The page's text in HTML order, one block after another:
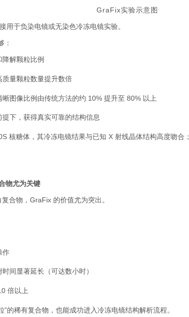
GraFix实验示意图
用于负染电镜或无染色冷冻电镜实验。
：
解颗粒比例
量颗粒数量提升数倍
图像比例由传统方法的约 10% 提升至 80% 以上
下，获得真实可靠的结构信息
核糖体，其冷冻电镜结果与已知 X 射线晶体结构高度吻合；
物尤为关键
合物， GraFix 的价值尤为突出。
作
间显著延长（可达数小时）
倍以上
”的稀有复合物，也能成功进入冷冻电镜结构解析流程。